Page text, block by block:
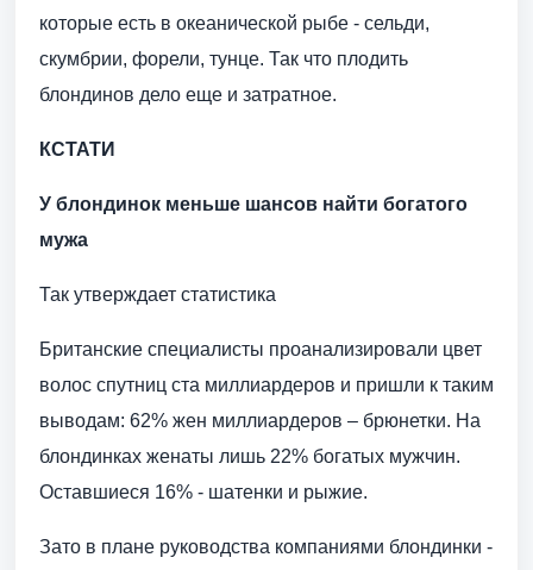
которые есть в океанической рыбе - сельди,
скумбрии, форели, тунце. Так что плодить
блондинов дело еще и затратное.
КСТАТИ
У блондинок меньше шансов найти богатого
мужа
Так утверждает статистика
Британские специалисты проанализировали цвет
волос спутниц ста миллиардеров и пришли к таким
выводам: 62% жен миллиардеров – брюнетки. На
блондинках женаты лишь 22% богатых мужчин.
Оставшиеся 16% - шатенки и рыжие.
Зато в плане руководства компаниями блондинки -